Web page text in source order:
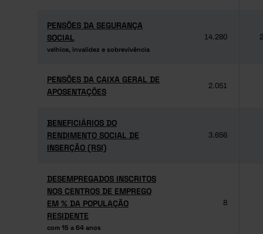
PENSÕES DA SEGURANÇA
SOCIAL
velhice, invalidez e sobrevivência
PENSÕES DA SEGURANÇA
SOCIAL
velhice, invalidez e sobrevivência
14.280
PENSÕES DA CAIXA GERAL DE
APOSENTAÇÕES
PENSÕES DA CAIXA GERAL DE
APOSENTAÇÕES
2.051
BENEFICIÁRIOS DO
RENDIMENTO SOCIAL DE
INSERÇÃO (RSI)
BENEFICIÁRIOS DO
RENDIMENTO SOCIAL DE
INSERÇÃO (RSI)
3.656
DESEMPREGADOS INSCRITOS
NOS CENTROS DE EMPREGO
EM % DA POPULAÇÃO
RESIDENTE
com 15 a 64 anos
DESEMPREGADOS INSCRITOS
NOS CENTROS DE EMPREGO
EM % DA POPULAÇÃO
RESIDENTE
com 15 a 64 anos
8